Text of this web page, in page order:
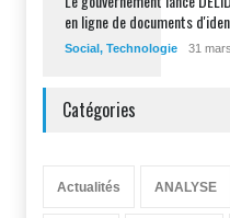
en ligne de documents
Social , Technologie 31
Catégories
Actualités ANALYSE